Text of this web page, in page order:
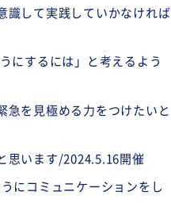
識して実践していかなければ
にするには」と考えるよう
急を見極める力をつけたいと
思います/2024.5.16開催
にコミュニケーションをし